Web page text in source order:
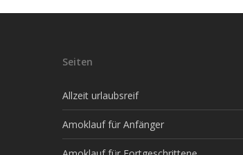
Seiten
Allzeit urlaubsreif
Amoklauf für Anfänger